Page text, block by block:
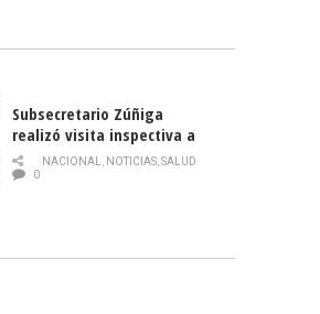
Subsecretario Zúñiga
realizó visita inspectiva a
Hospital Modular Sótero del
Río
NACIONAL, NOTICIAS,SALUD
0